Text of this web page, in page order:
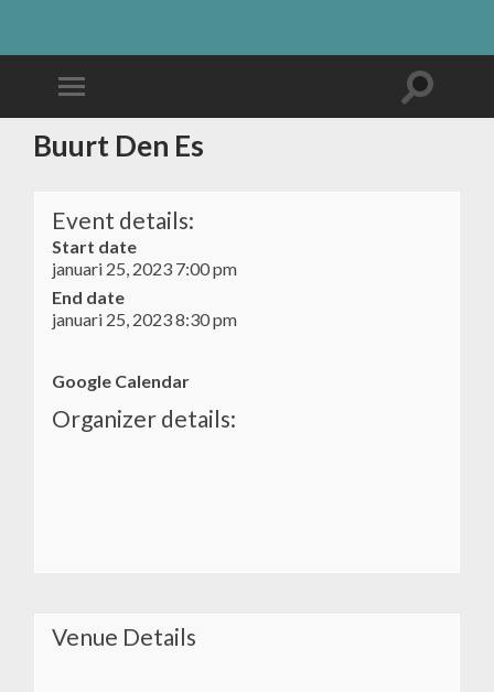
Buurt Den Es
Event details:
Start date
januari 25, 2023 7:00 pm
End date
januari 25, 2023 8:30 pm
Google Calendar
Organizer details:
Venue Details